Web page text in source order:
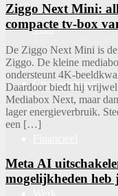
Tech
Cryptocurrency
tv-box van Ziggo
je?
Ziggo Next Mini:
compacte tv-box
De Ziggo Next Mini is de
Ziggo. De kleine
ondersteunt 4K-
Daardoor biedt hij vrijwel
Mediabox Next, maar
lager energieverbruik.
een […]
Meta AI
mogelijkheden heb